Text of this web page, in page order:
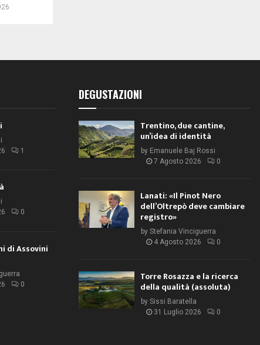
1
0
di Assovini
0
DEGUSTAZIONI
Trentino, due cantine,
un’idea di identità
by Emanuele Baj Rossi
7 Agosto 2026
0
Lanati: «Il Pinot Nero
dell’Oltrepò deve cambiare
registro»
by Stefania Vinciguerra
4 Agosto 2026
0
Torre Rosazza e la ricerca
della qualità (assoluta)
by Sissi Baratella
31 Luglio 2026
0